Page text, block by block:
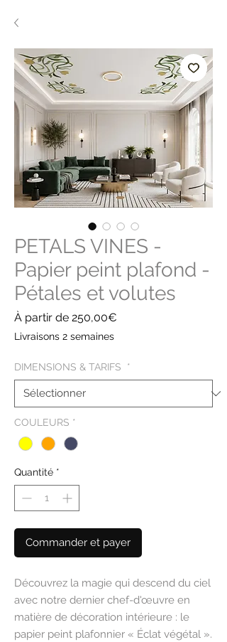
PETALS VINES -
Papier peint plafond -
Pétales et volutes
À partir de 250,00€
Livraisons 2 semaines
DIMENSIONS & TARIFS *
COULEURS *
Quantité *
Commander et payer
Découvrez la magie qui descend du ciel
avec notre dernier chef-d'œuvre en
matière de décoration intérieure : le
papier peint plafonnier « Éclat végétal ».